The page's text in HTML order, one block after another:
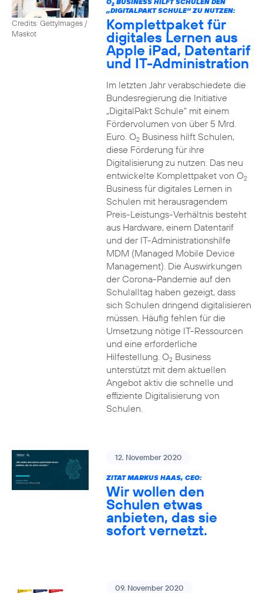
Credits: GettyImages /
Maskot
2
„DIGITALPAKT SCHULE“ ZU NUTZEN:
Komplettpaket für
digitales Lernen aus
Apple iPad, Datentarif
und IT-Administration
Im letzten Jahr verabschiedete die
Bundesregierung die Initiative
„DigitalPakt Schule“ mit einem
Fördervolumen von über 5 Mrd.
Euro. O2Business hilft Schulen,
diese Förderung für ihre
Digitalisierung zu nutzen. Das neu
entwickelte Komplettpaket von O2
Business für digitales Lernen in
Schulen mit herausragendem
Preis-Leistungs-Verhältnis besteht
aus Hardware, einem Datentarif
und der IT-Administrationshilfe
MDM (Managed Mobile Device
Management). Die Auswirkungen
der Corona-Pandemie auf den
Schulalltag haben gezeigt, dass
sich Schulen dringend digitalisieren
müssen. Häufig fehlen für die
Umsetzung nötige IT-Ressourcen
und eine erforderliche
Hilfestellung. O2Business
unterstützt mit dem aktuellen
Angebot aktiv die schnelle und
effiziente Digitalisierung von
Schulen.
12. November 2020
ZITAT MARKUS HAAS, CEO:
Wir wollen den
Schulen etwas
anbieten, das sie
sofort vernetzt.
09. November 2020